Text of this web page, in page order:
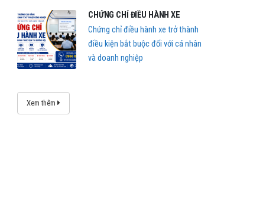
CHỨNG CHỈ ĐIỀU HÀNH XE
Chứng chỉ điều hành xe trở thành
điều kiện bắt buộc đối với cá nhân
và doanh nghiệp
Xem thêm